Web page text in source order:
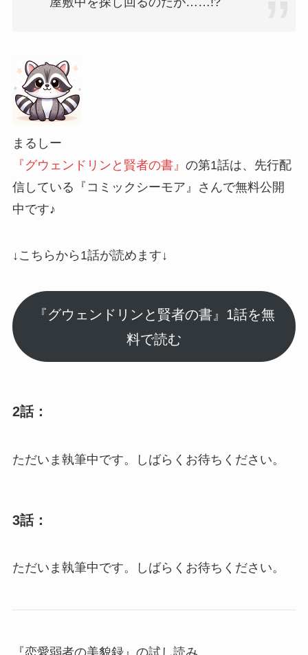
まるしー
『グウェンドリンと賢者の書』 の第1話は、先行配
信している『コミックシーモア』さんで無料公開
中です♪
↓こちらから1話が読めます↓
『グウェンドリンと賢者の書』1話を無
料で読む
2話：
ただいま執筆中です。しばらくお待ちください。
3話：
ただいま執筆中です。しばらくお待ちください。
『恋愛弱者の美貌録』の試し読み